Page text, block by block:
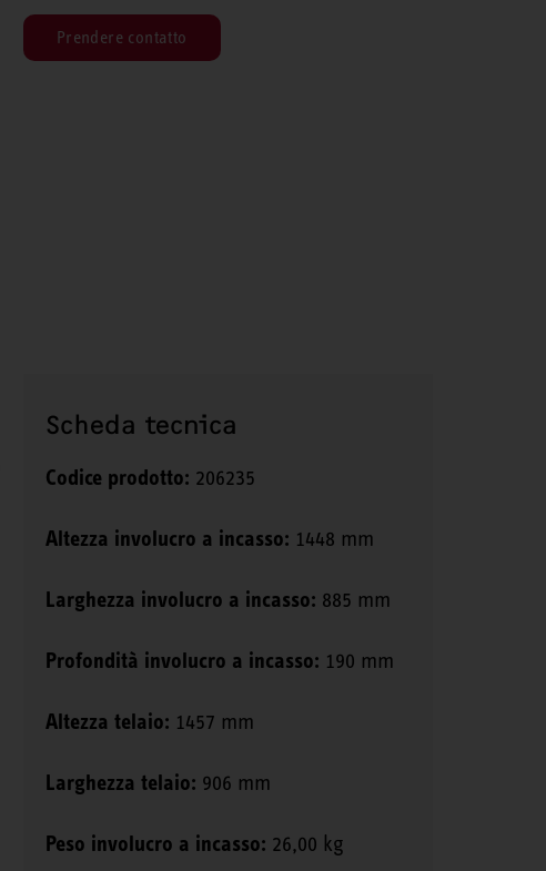
Prendere contatto
Scheda tecnica
Codice prodotto: 206235
Altezza involucro a incasso: 1448 mm
Larghezza involucro a incasso: 885 mm
Profondità involucro a incasso: 190 mm
Altezza telaio: 1457 mm
Larghezza telaio: 906 mm
Peso involucro a incasso: 26,00 kg